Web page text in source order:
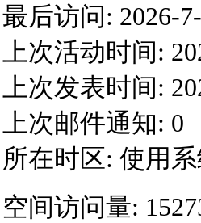
最后访问: 2026-
上次活动时间:
上次发表时间:
上次邮件通知: 0
所在时区: 使用
空间访问量: